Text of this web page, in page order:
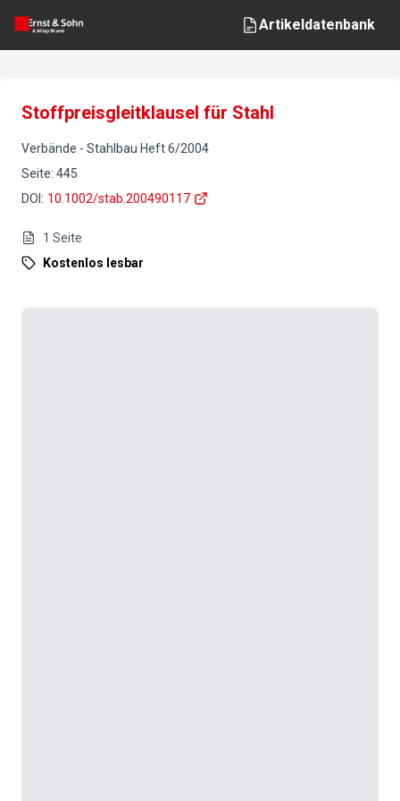
Artikeldatenbank
Stoffpreisgleitklausel für Stahl
Verbände - Stahlbau Heft6/2004
Seite: 445
DOI : 10.1002/stab.200490117
1 Seite
Kostenlos lesbar